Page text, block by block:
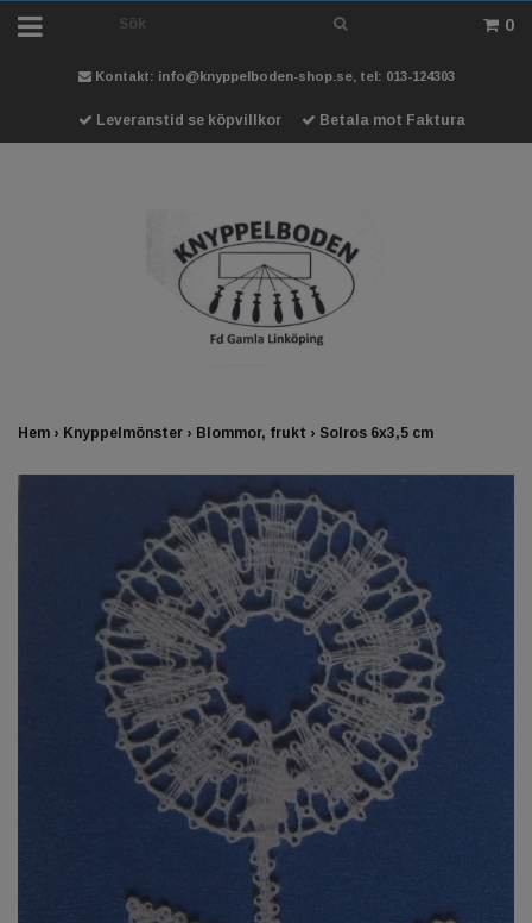
0
Kontakt: info@knyppelboden-shop.se, tel: 013-124303
Leveranstid se köpvillkor Betala mot Faktura
Hem › Knyppelmönster › Blommor, frukt › Solros 6x3,5 cm